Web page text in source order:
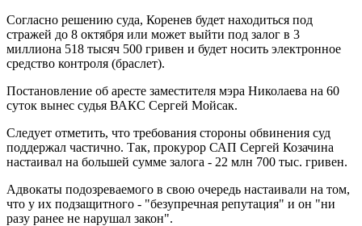
Согласно решению суда, Коренев будет находиться под
стражей до 8 октября или может выйти под залог в 3
миллиона 518 тысяч 500 гривен и будет носить электронное
средство контроля (браслет).
Постановление об аресте заместителя мэра Николаева на 60
суток вынес судья ВАКС Сергей Мойсак.
Следует отметить, что требования стороны обвинения суд
поддержал частично. Так, прокурор САП Сергей Козачина
настаивал на большей сумме залога - 22 млн 700 тыс. гривен.
Адвокаты подозреваемого в свою очередь настаивали на том,
что у их подзащитного - "безупречная репутация" и он "ни
разу ранее не нарушал закон".